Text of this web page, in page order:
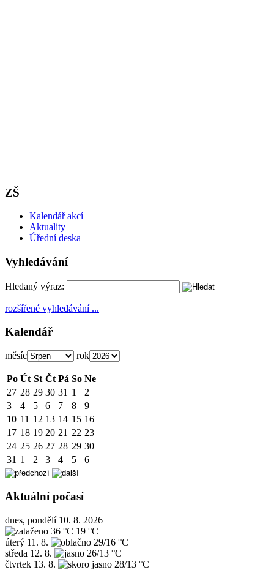
ZŠ
Kalendář akcí
Aktuality
Úřední deska
Vyhledávání
Hledaný výraz:
rozšířené vyhledávání ...
Kalendář
měsíc rok
Po Út St Čt Pá So Ne
27 28 29 30 31 1
2
3
4 5 6 7 8
9
10 11 12 13 14 15 16
17 18 19 20 21 22 23
24 25 26 27 28 29 30
31 1 2 3 4 5 6
Aktuální počasí
dnes, pondělí 10. 8. 2026
36 °C 19 °C
úterý 11. 8.
29/16 °C
středa 12. 8.
26/13 °C
čtvrtek 13. 8. 28/13 °C